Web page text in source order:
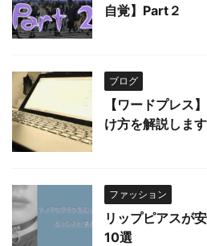
自覚】Part２
ブログ
【ワードプレス
け方を解説します
ファッション
リップピアスが
10選